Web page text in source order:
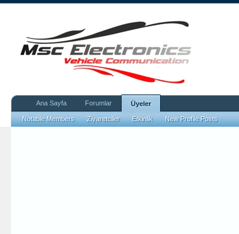
Ana Sayfa Forumlar Üyeler
Notable Members Ziyaretciler Etkinlik New Profile Posts